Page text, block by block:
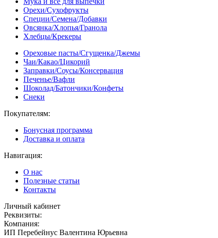
Орехи/Сухофрукты
Специи/Семена/Добавки
Овсянка/Хлопья/Гранола
Хлебцы/Крекеры
Ореховые пасты/Сгущенка/Джемы
Чаи/Какао/Цикорий
Заправки/Соусы/Консервация
Печенье/Вафли
Шоколад/Батончики/Конфеты
Снеки
Покупателям:
Бонусная программа
Доставка и оплата
Навигация:
О нас
Полезные статьи
Контакты
Личный кабинет
Реквизиты:
Компания:
ИП Перебейнус Валентина Юрьевна